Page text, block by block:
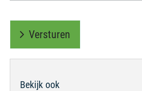
Versturen
Bekijk ook